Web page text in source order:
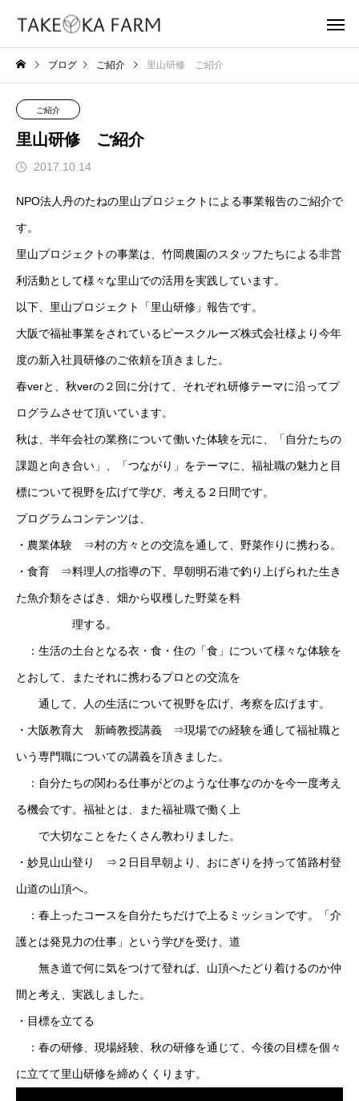
ブログ ご紹介 里山研修 ご紹介
ご紹介
里山研修 ご紹介
2017.10.14
NPO法人丹のたねの里山プロジェクトによる事業報告のご紹介で
す。
里山プロジェクトの事業は、竹岡農園のスタッフたちによる非営
利活動として様々な里山での活用を実践しています。
以下、里山プロジェクト「里山研修」報告です。
大阪で福祉事業をされているピースクルーズ株式会社様より今年
度の新入社員研修のご依頼を頂きました。
春verと、秋verの２回に分けて、それぞれ研修テーマに沿ってプ
ログラムさせて頂いています。
秋は、半年会社の業務について働いた体験を元に、「自分たちの
課題と向き合い」、「つながり」をテーマに、福祉職の魅力と目
標について視野を広げて学び、考える２日間です。
プログラムコンテンツは、
・農業体験 ⇒村の方々との交流を通して、野菜作りに携わる。
・食育 ⇒料理人の指導の下、早朝明石港で釣り上げられた生き
た魚介類をさばき、畑から収穫した野菜を料
理する。
：生活の土台となる衣・食・住の「食」について様々な体験を
とおして、またそれに携わるプロとの交流を
通して、人の生活について視野を広げ、考察を広げます。
・大阪教育大 新崎教授講義 ⇒現場での経験を通して福祉職と
いう専門職についての講義を頂きました。
：自分たちの関わる仕事がどのような仕事なのかを今一度考え
る機会です。福祉とは、また福祉職で働く上
で大切なことをたくさん教わりました。
・妙見山山登り ⇒２日目早朝より、おにぎりを持って笛路村登
山道の山頂へ。
：春上ったコースを自分たちだけで上るミッションです。「介
護とは発見力の仕事」という学びを受け、道
無き道で何に気をつけて登れば、山頂へたどり着けるのか仲
間と考え、実践しました。
・目標を立てる
：春の研修、現場経験、秋の研修を通じて、今後の目標を個々
に立てて里山研修を締めくくります。